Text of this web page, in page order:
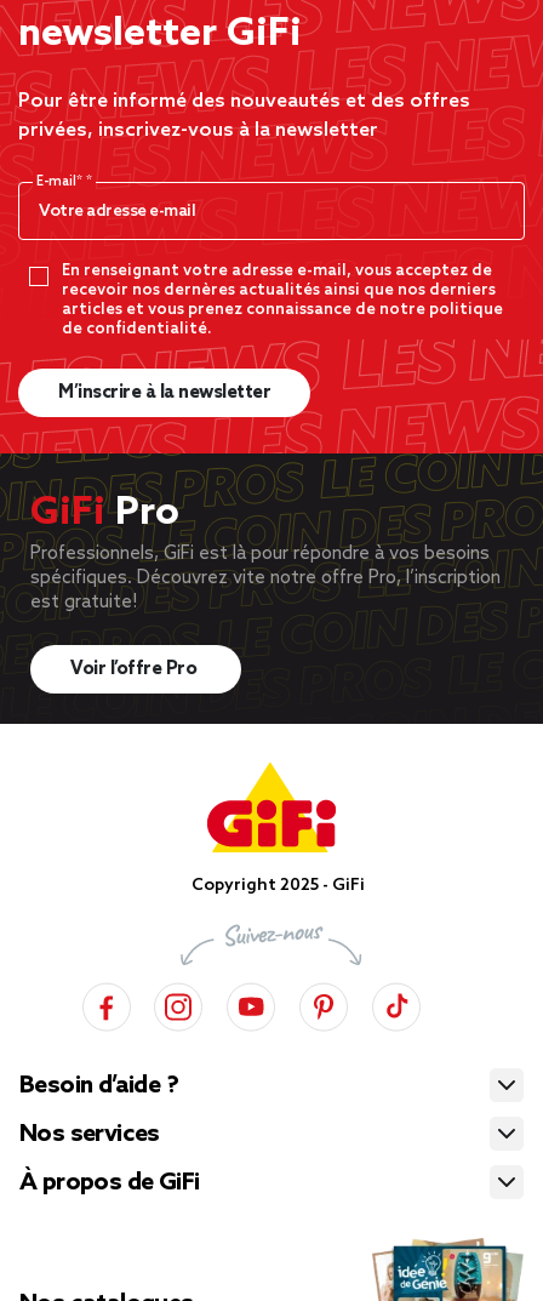
newsletter GiFi
Pour être informé des nouveautés et des offres
privées, inscrivez-vous à la newsletter
E-mail*
En renseignant votre adresse e-mail, vous acceptez de
recevoir nos dernères actualités ainsi que nos derniers
articles et vous prenez connaissance de notre politique
de confidentialité.
M’inscrire à la newsletter
GiFiPro
Professionnels, GiFi est là pour répondre à vos besoins
spécifiques. Découvrez vite notre offre Pro, l’inscription
est gratuite!
Voir l’offre Pro
Copyright 2025 - GiFi
Besoin d’aide ?
Nos services
À propos de GiFi